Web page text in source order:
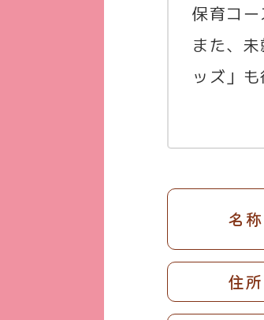
保育コ
また、
ッズ」も
名称
住所